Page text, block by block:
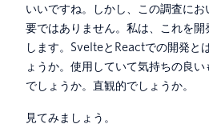
いいですね。しかし、この調査に
要ではありません。私は、これを
します。SvelteとReactでの開発と
ょうか。使用していて気持ちの良
でしょうか。直観的でしょうか。
見てみましょう。